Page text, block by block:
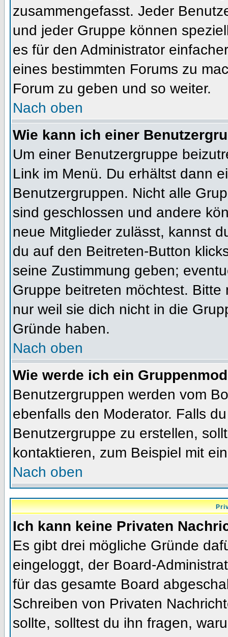
zusammengefasst. Jeder
und jeder Gruppe können
es für den Administrator
eines bestimmten Forums zu
Forum zu geben und so weiter.
Nach oben
Wie kann ich einer
Um einer Benutzergruppe
Link im Menü. Du erhältst dann
Benutzergruppen. Nicht alle
sind geschlossen und andere
neue Mitglieder zulässt, kannst
du auf den Beitreten-Button
seine Zustimmung geben;
Gruppe beitreten möchtest.
nur weil sie dich nicht in die
Gründe haben.
Nach oben
Wie werde ich ein
Benutzergruppen werden vom
ebenfalls den Moderator. Falls
Benutzergruppe zu erstellen,
kontaktieren, zum Beispiel mit
Nach oben
Ich kann keine Privaten
Es gibt drei mögliche Gründe
eingeloggt, der Board-
für das gesamte Board
Schreiben von Privaten
sollte, solltest du ihn fragen,